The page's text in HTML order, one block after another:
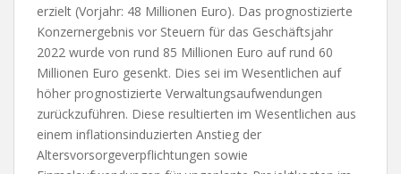
erzielt (Vorjahr: 48 Millionen Euro). Das prognostizierte
Konzernergebnis vor Steuern für das Geschäftsjahr
2022 wurde von rund 85 Millionen Euro auf rund 60
Millionen Euro gesenkt. Dies sei im Wesentlichen auf
höher prognostizierte Verwaltungsaufwendungen
zurückzuführen. Diese resultierten im Wesentlichen aus
einem inflationsinduzierten Anstieg der
Altersvorsorgeverpflichtungen sowie